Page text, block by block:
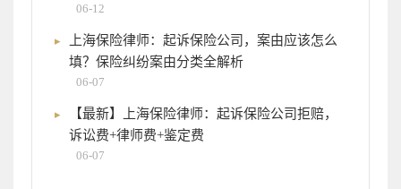
06-12
上海保险律师：起诉保险公司，案由应该怎么
填？保险纠纷案由分类全解析
06-07
【最新】上海保险律师：起诉保险公司拒赔，
诉讼费+律师费+鉴定费
06-07